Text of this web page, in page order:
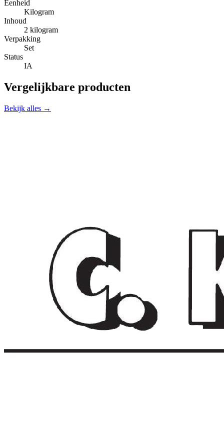
Eenheid
Kilogram
Inhoud
2 kilogram
Verpakking
Set
Status
IA
Vergelijkbare producten
Bekijk alles →